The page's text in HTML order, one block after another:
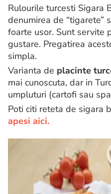
Rulourile turcesti Sigara
denumirea de “tigarete”
foarte usor. Sunt servite
gustare. Pregatirea
simpla.
Varianta de placinte
mai cunoscuta, dar in
umpluturi (cartofi sau
Poti citi reteta de sigara
apesi aici.